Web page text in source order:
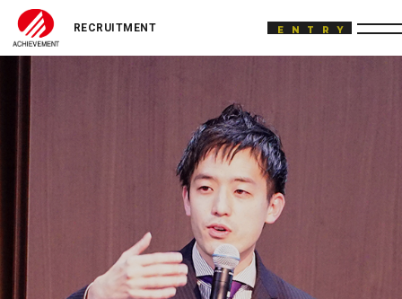
ACHIEVEMENT